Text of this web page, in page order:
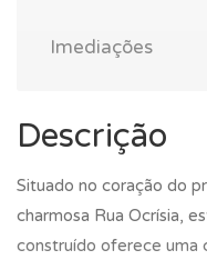
Imediações
Descrição
Situado no coração do
charmosa Rua Ocrísia,
construído oferece uma